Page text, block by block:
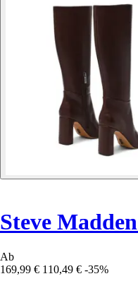
Steve Madden
Ab
169,99 € 110,49 € -35%